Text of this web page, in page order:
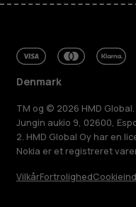
Denmark
TM og © 2026 HMD
Jungin aukio 9, 02600,
2. HMD Global Oy har en
Nokia er et registreret
VilkårFortrolighed